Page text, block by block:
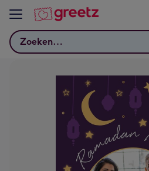
Bekijk meer
Zoeken